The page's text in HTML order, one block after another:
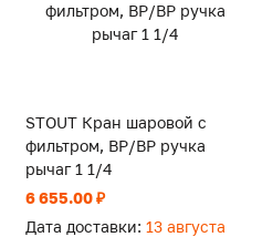
STOUT Кран шаровой с
фильтром, ВР/ВР ручка
рычаг 1 1/4
6 655.00 ₽
Дата доставки: 13 августа